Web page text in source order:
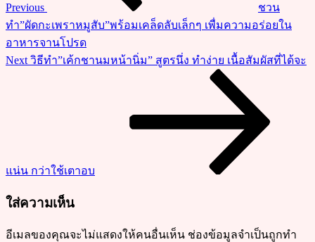
เครื่อง
พร้อม
Previous
ชวน
ทำ”ผัดกะเพราหมูสับ”พร้อมเคล็ดลับเล็กๆ เพื่มความอร่อยใน
อาหารจานโปรด
Next
Post
Next วิธีทำ”เค้กชานมหน้านิ่ม” สูตรนึ่ง ทำง่าย เนื้อสัมผัสที่ได้จะ
แน่น กว่าใช้เตาอบ
ใส่ความเห็น
อีเมลของคุณจะไม่แสดงให้คนอื่นเห็น ช่องข้อมูลจำเป็นถูกทำ